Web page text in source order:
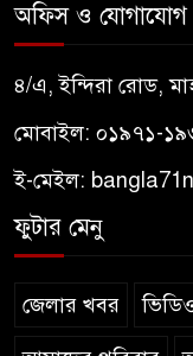
অফিস ও যোগাযোগ
৪/এ, ইন্দিরা রোড,
মোবাইল: ০১৯৭১-
ই-মেইল:
ফুটার মেনু
জেলার খবর